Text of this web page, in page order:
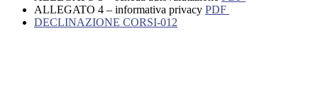
ALLEGATO 4 – informativa privacy PDF
DECLINAZIONE CORSI-012